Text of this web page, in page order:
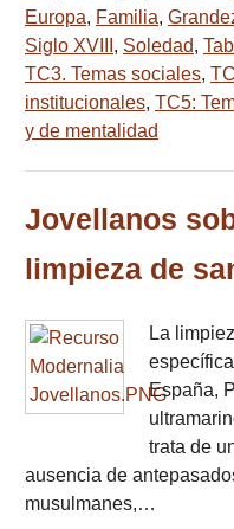
Europa, Familia,
Siglo XVIII , Soledad,
TC3. Temas sociales,
institucionales, TC5:
y de mentalidad
Jovellanos
limpieza de
La
España,
trata de
ausencia de
musulmanes,…